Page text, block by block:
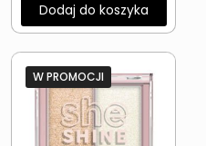
Dodaj do koszyka
W PROMOCJI